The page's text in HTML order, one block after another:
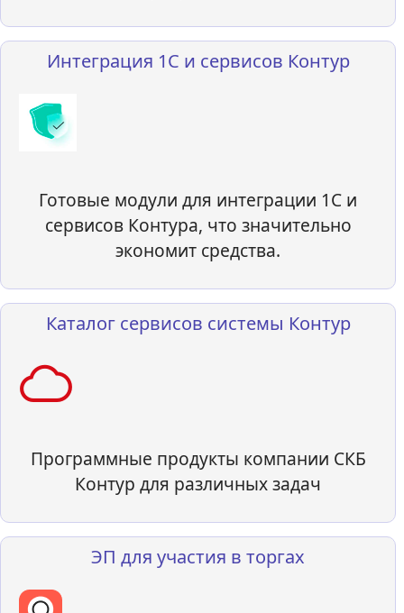
Интеграция 1С и сервисов Контур
Готовые модули для интеграции 1С и
сервисов Контура, что значительно
экономит средства.
Каталог сервисов системы Контур
Программные продукты компании СКБ
Контур для различных задач
ЭП для участия в торгах